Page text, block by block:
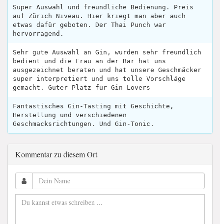
Super Auswahl und freundliche Bedienung. Preis
auf Zürich Niveau. Hier kriegt man aber auch
etwas dafür geboten. Der Thai Punch war
hervorragend.
Sehr gute Auswahl an Gin, wurden sehr freundlich
bedient und die Frau an der Bar hat uns
ausgezeichnet beraten und hat unsere Geschmäcker
super interpretiert und uns tolle Vorschläge
gemacht. Guter Platz für Gin-Lovers
Fantastisches Gin-Tasting mit Geschichte,
Herstellung und verschiedenen
Geschmacksrichtungen. Und Gin-Tonic.
Kommentar zu diesem Ort